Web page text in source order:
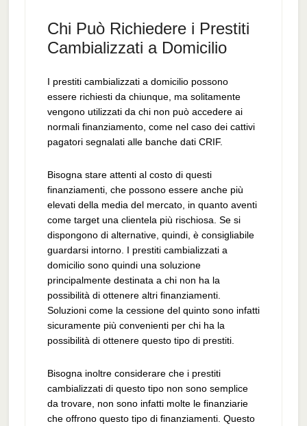
Chi Può Richiedere i Prestiti
Cambializzati a Domicilio
I prestiti cambializzati a domicilio possono
essere richiesti da chiunque, ma solitamente
vengono utilizzati da chi non può accedere ai
normali finanziamento, come nel caso dei cattivi
pagatori segnalati alle banche dati CRIF.
Bisogna stare attenti al costo di questi
finanziamenti, che possono essere anche più
elevati della media del mercato, in quanto aventi
come target una clientela più rischiosa. Se si
dispongono di alternative, quindi, è consigliabile
guardarsi intorno. I prestiti cambializzati a
domicilio sono quindi una soluzione
principalmente destinata a chi non ha la
possibilità di ottenere altri finanziamenti.
Soluzioni come la cessione del quinto sono infatti
sicuramente più convenienti per chi ha la
possibilità di ottenere questo tipo di prestiti.
Bisogna inoltre considerare che i prestiti
cambializzati di questo tipo non sono semplice
da trovare, non sono infatti molte le finanziarie
che offrono questo tipo di finanziamenti. Questo